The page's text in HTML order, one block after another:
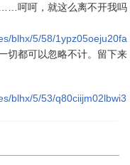
呵呵，就这么离不开我吗
blhx/5/58/
切都可以忽略不计。留下
blhx/5/53/